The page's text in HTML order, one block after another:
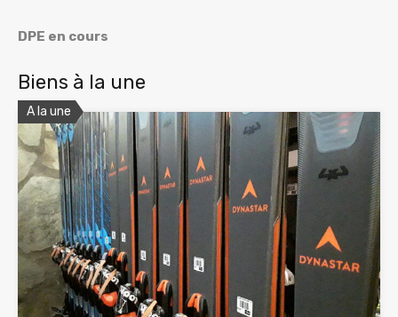
DPE en cours
Biens à la une
A la une